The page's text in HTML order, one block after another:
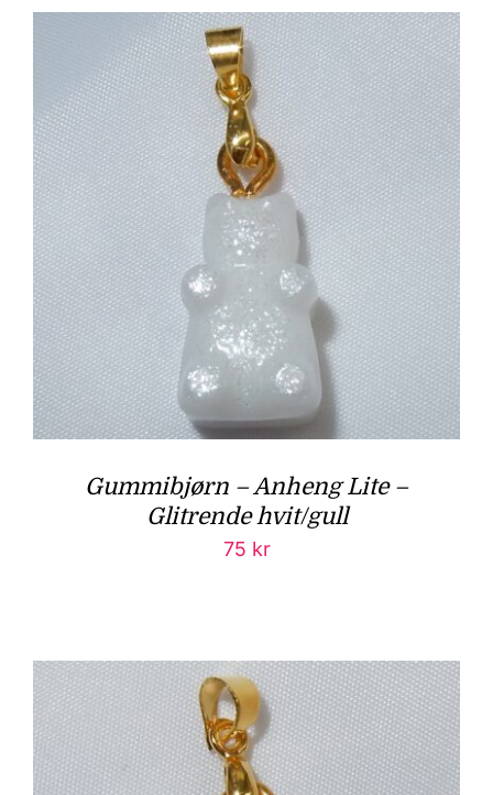
Gummibjørn – Anheng Lite –
Glitrende hvit/gull
75 kr